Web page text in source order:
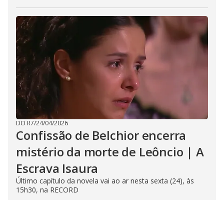
DO R7/24/04/2026
Confissão de Belchior encerra
mistério da morte de Leôncio | A
Escrava Isaura
Último capítulo da novela vai ao ar nesta sexta (24), às
15h30, na RECORD